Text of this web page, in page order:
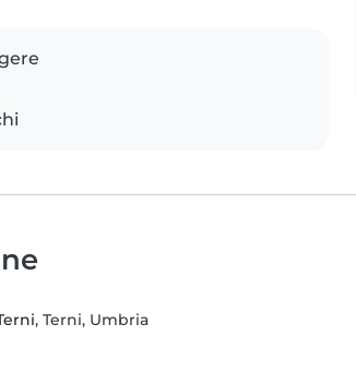
, Terni, Umbria